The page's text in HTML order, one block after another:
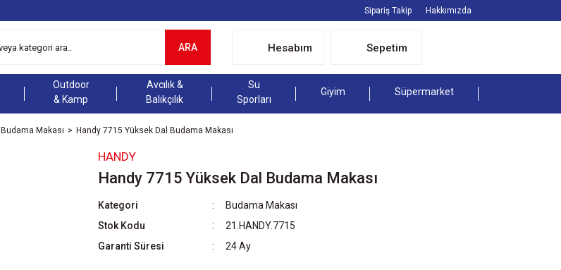
Sipariş Takip Hakkımızda
ARA Hesabım Sepetim
Outdoor
& Kamp
Avcılık &
Balıkçılık
Su
Sporları
Giyim Süpermarket
Budama Makası Handy 7715 Yüksek Dal Budama Makası
HANDY
Handy 7715 Yüksek Dal Budama Makası
Kategori
Budama Makası
Stok Kodu
21.HANDY.7715
Garanti Süresi
24 Ay